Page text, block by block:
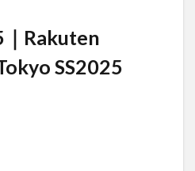
｜Rakuten
SS2025